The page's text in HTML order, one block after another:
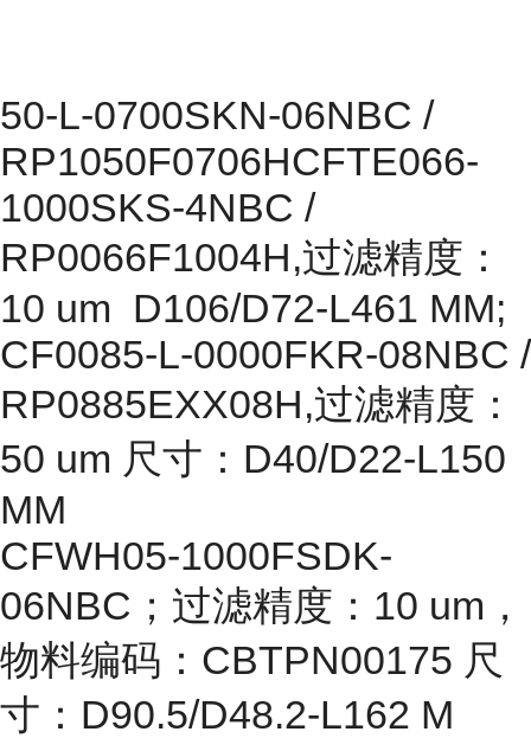
50-L-0700SKN-06NBC /
RP1050F0706HCFTE066-
1000SKS-4NBC /
RP0066F1004H,过滤精度：
10 um D106/D72-L461 MM;
CF0085-L-0000FKR-08NBC /
RP0885EXX08H,过滤精度：
50 um 尺寸：D40/D22-L150
MM
CFWH05-1000FSDK-
06NBC；过滤精度：10 um，
物料编码：CBTPN00175 尺
寸：D90.5/D48.2-L162 M